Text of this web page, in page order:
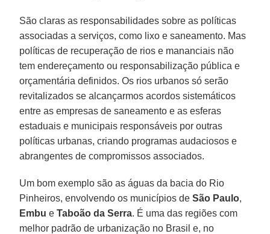
São claras as responsabilidades sobre as políticas
associadas a serviços, como lixo e saneamento. Mas
políticas de recuperação de rios e mananciais não
tem endereçamento ou responsabilização pública e
orçamentária definidos. Os rios urbanos só serão
revitalizados se alcançarmos acordos sistemáticos
entre as empresas de saneamento e as esferas
estaduais e municipais responsáveis por outras
políticas urbanas, criando programas audaciosos e
abrangentes de compromissos associados.
Um bom exemplo são as águas da bacia do Rio
Pinheiros, envolvendo os municípios deSão Paulo,
Embu eTaboão da Serra. É uma das regiões com
melhor padrão de urbanização no Brasil e, no